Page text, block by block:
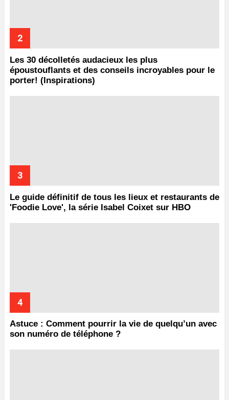
Les 30 décolletés audacieux les plus
époustouflants et des conseils incroyables pour le
porter! (Inspirations)
Le guide définitif de tous les lieux et restaurants de
'Foodie Love', la série Isabel Coixet sur HBO
Astuce : Comment pourrir la vie de quelqu’un avec
son numéro de téléphone ?